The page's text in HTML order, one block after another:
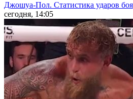
Джошуа-Пол. Статистика ударов боя
сегодня, 14:05